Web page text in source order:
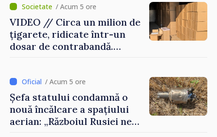
/ Acum 5 ore
VIDEO // Circa un milion de
țigarete, ridicate într-un
dosar de contrabandă.
/ Acum 5 ore
Șefa statului condamnă o
nouă încălcare a spațiului
aerian: „Războiul Rusiei ne